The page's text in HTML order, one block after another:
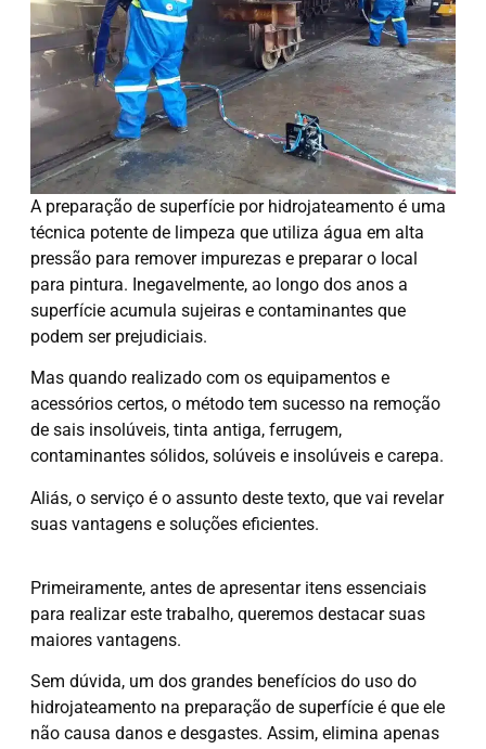
A preparação de superfície por hidrojateamento é uma
técnica potente de limpeza que utiliza água em alta
pressão para remover impurezas e preparar o local
para pintura. Inegavelmente, ao longo dos anos a
superfície acumula sujeiras e contaminantes que
podem ser prejudiciais.
Mas quando realizado com os equipamentos e
acessórios certos, o método tem sucesso na remoção
de sais insolúveis, tinta antiga, ferrugem,
contaminantes sólidos, solúveis e insolúveis e carepa.
Aliás, o serviço é o assunto deste texto, que vai revelar
suas vantagens e soluções eficientes.
Primeiramente, antes de apresentar itens essenciais
para realizar este trabalho, queremos destacar suas
maiores vantagens.
Sem dúvida, um dos grandes benefícios do uso do
hidrojateamento na preparação de superfície é que ele
não causa danos e desgastes. Assim, elimina apenas